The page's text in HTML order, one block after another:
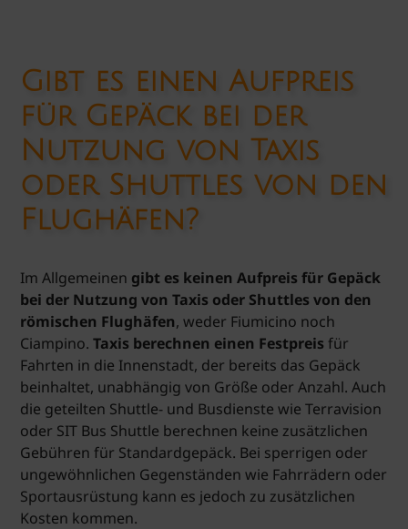
Gibt es einen Aufpreis
für Gepäck bei der
Nutzung von Taxis
oder Shuttles von den
Flughäfen?
Im Allgemeinen gibt es keinen Aufpreis für Gepäck
bei der Nutzung von Taxis oder Shuttles von den
römischen Flughäfen, weder Fiumicino noch
Ciampino.Taxis berechnen einen Festpreis für
Fahrten in die Innenstadt, der bereits das Gepäck
beinhaltet, unabhängig von Größe oder Anzahl. Auch
die geteilten Shuttle- und Busdienste wie Terravision
oder SIT Bus Shuttle berechnen keine zusätzlichen
Gebühren für Standardgepäck. Bei sperrigen oder
ungewöhnlichen Gegenständen wie Fahrrädern oder
Sportausrüstung kann es jedoch zu zusätzlichen
Kosten kommen.